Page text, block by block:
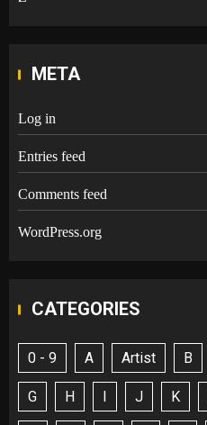
META
Log in
Entries feed
Comments feed
WordPress.org
CATEGORIES
0 - 9 A Artist B
G H I J K